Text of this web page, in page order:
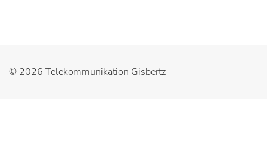
© 2026 Telekommunikation Gisbertz